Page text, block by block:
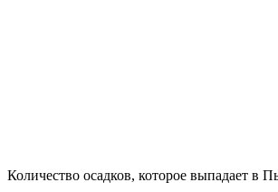
Количество осадков, которое выпадает в